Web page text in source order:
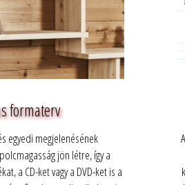
formaterv
egyedi megjelenésének
jön létre, így a
a CD-ket vagy a DVD-ket is a